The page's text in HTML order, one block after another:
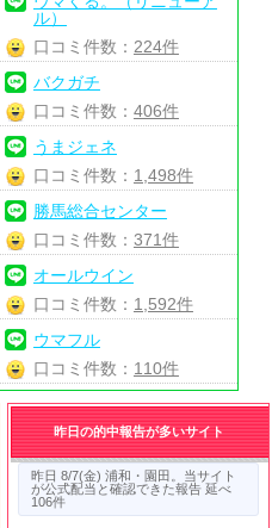
ル）
口コミ件数： 224件
バクガチ
口コミ件数： 406件
うまジェネ
口コミ件数： 1,498件
勝馬総合センター
口コミ件数： 371件
オールウイン
口コミ件数： 1,592件
ウマフル
口コミ件数： 110件
昨日の的中報告が多いサイト
昨日 8/7(金) 浦和・園田。当サイト
が公式配当と確認できた報告 延べ
106件